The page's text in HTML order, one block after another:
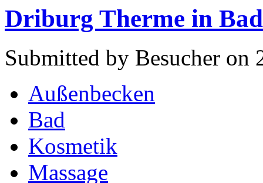
Driburg Therme in
Submitted by Besucher on
Außenbecken
Bad
Kosmetik
Massage